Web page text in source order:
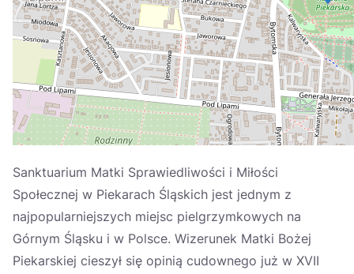
Україна
Zamknij
Sanktuarium Matki Sprawiedliwości i Miłości
Społecznej w Piekarach Śląskich jest jednym z
najpopularniejszych miejsc pielgrzymkowych na
Górnym Śląsku i w Polsce. Wizerunek Matki Bożej
Piekarskiej cieszył się opinią cudownego już w XVII